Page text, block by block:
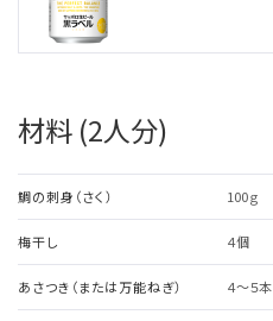
材料 (2人分)
鯛の刺身（さく） 100ｇ
梅干し ４個
あさつき（または万能ねぎ） ４～５本